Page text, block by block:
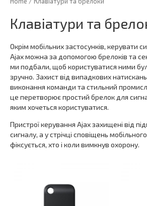
Клавіатури та
Окрім мобільних застосунків, керувати
Ajax можна за допомогою брелоків та
ми подбали, щоб користуватися ними
зручно. Захист від випадкових
виконання команди та стильний
це перетворює простий брелок для
яким хочеться користуватися.
Пристрої керування Ajax захищені від
сигналу, а у стрічці сповіщень
фіксується, хто і коли вимкнув охорону.